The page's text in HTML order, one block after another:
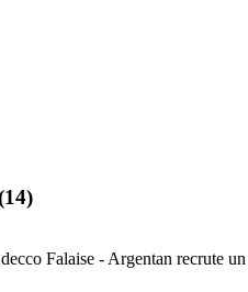
Falaise - Argentan recrute un